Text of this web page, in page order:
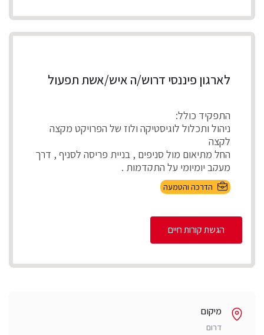
לארגון פיננסי דרוש/ה איש/אשת תפעול
התפקיד כולל:
ניהול ותכלול לוגיסטיקה ולוז של הפרויקט מקצה
לקצה
החל מתיאום מול סניפים , בניית פריסה לסניף , דרך
מעקב יומיומי על התקדמות .
...
הדרכה והטמעה
הגשת קורות חיים
מיקום
דרום